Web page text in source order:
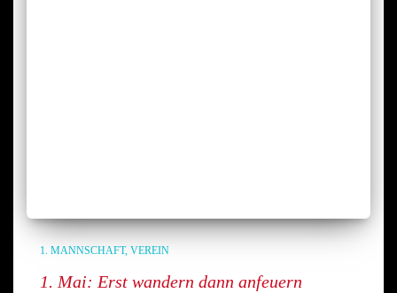
1. MANNSCHAFT VEREIN
1. Mai: Erst wandern dann anfeuern